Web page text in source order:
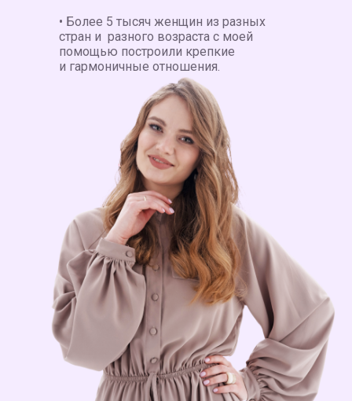
• Более 5 тысяч женщин из разных
стран и разного возраста с моей
помощью построили крепкие
и гармоничные отношения.